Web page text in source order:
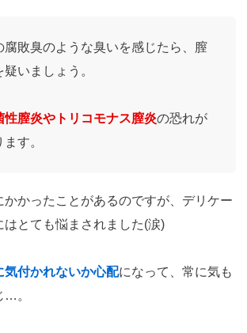
腐敗臭のような臭いを感じたら、膣
疑いましょう。
性膣炎やトリコモナス膣炎の恐れが
ます。
かかったことがあるのですが、デリケー
はとても悩まされました(涙)
気付かれないか心配になって、常に気も
…。